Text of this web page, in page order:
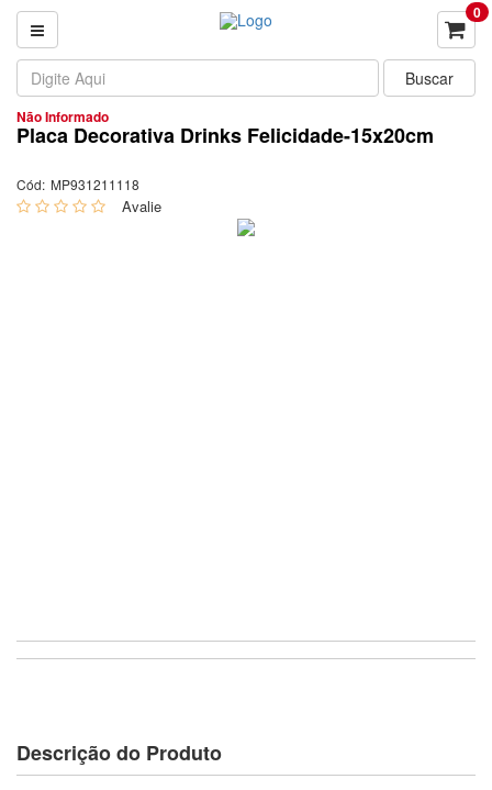
0
Não Informado
Placa Decorativa Drinks Felicidade-15x20cm
Cód: MP931211118
Descrição do Produto